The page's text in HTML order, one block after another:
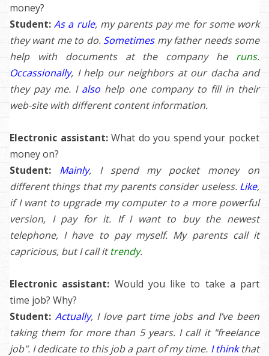
money?
Student: As a rule, my parents pay me for some work
they want me to do. Sometimesmy father needs some
help with documents at the company he runs.
Occassionally, I help our neighbors at our dacha and
they pay me. I also help one company to fill in their
web-site with different content information.
Electronic assistant:What do you spend your pocket
money on?
Student:
Mainly, I spend my pocket money on
different things that my parents consider useless. Like,
if I want to upgrade my computer to a more powerful
version, I pay for it. If I want to buy the newest
telephone, I have to pay myself. My parents call it
capricious, but I call ittrendy.
Electronic assistant: Would you like to take a part
time job? Why?
Student: Actually, I love part time jobs and I’ve been
taking them for more than 5 years. I call it "freelance
job". I dedicate to this job a part of my time. I thinkthat